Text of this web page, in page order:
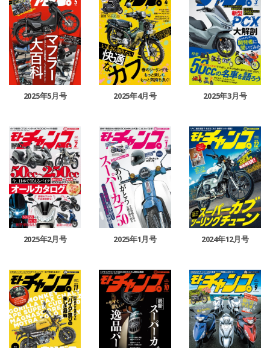
2025年5月号 2025年4月号 2025年3月号
2025年2月号 2025年1月号 2024年12月号